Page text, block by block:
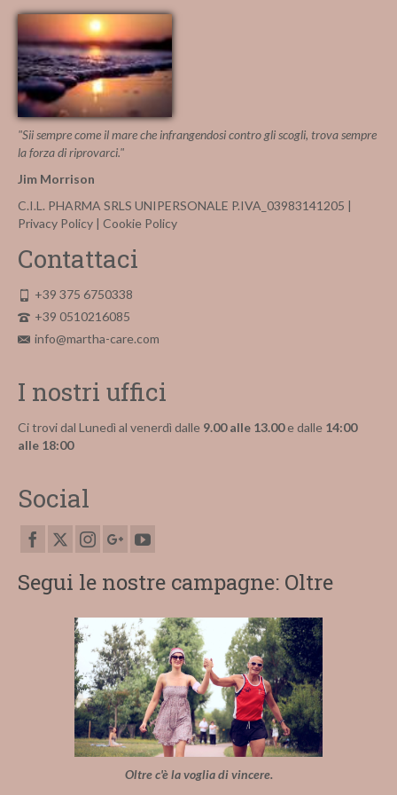
nella
"Sii sempre come il mare che infrangendosi contro gli scogli, trova sempre
la forza di riprovarci."
Jim Morrison
C.I.L. PHARMA SRLS UNIPERSONALE P.IVA_03983141205 |
Privacy Policy | Cookie Policy
Contattaci
+39 375 6750338
+39 0510216085
info@martha-care.com
I nostri uffici
Ci trovi dal Lunedì al venerdì dalle 9.00 alle 13.00e dalle 14:00
alle 18:00
Social
Segui le nostre campagne: Oltre
Oltre c'è la voglia di vincere.